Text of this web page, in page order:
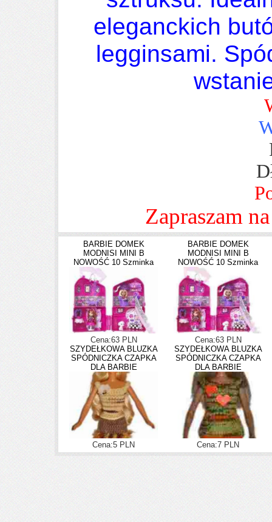
eleganckich
legginsami.
Zapraszam
BARBIE DOMEK
MODNISI MINI B
NOWOŚĆ 10 Szminka
Cena:63 PLN
BARBIE DOMEK
MODNISI MINI B
NOWOŚĆ 10 Szminka
Cena:63 PLN
SZYDEŁKOWA BLUZKA
SPÓDNICZKA CZAPKA
DLA BARBIE
Cena:5 PLN
SZYDEŁKOWA BLUZKA
SPÓDNICZKA CZAPKA
DLA BARBIE
Cena:7 PLN